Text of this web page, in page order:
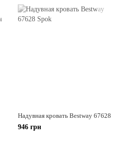
Надувная кровать Bestway 67628
946 грн